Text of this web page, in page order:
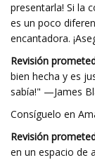
presentarla! Si la
es un poco
encantadora.
Revisión
bien hecha y es
sabía!" —James
Consíguelo en
Revisión
en un espacio de